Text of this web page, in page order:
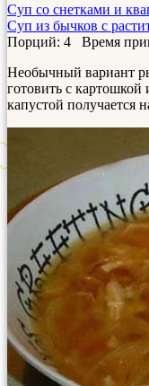
Суп со снетками и
Суп из бычков с
Порций: 4 Время
Необычный вариант
готовить с
капустой получается